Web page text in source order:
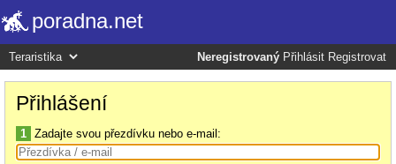
poradna.net
Neregistrovaný Přihlásit Registrovat
Přihlášení
1 Zadajte svou přezdívku nebo e-mail: